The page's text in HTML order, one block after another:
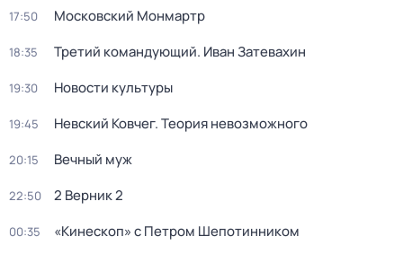
17:50 Московский Монмартр
18:35 Третий командующий. Иван Затевахин
19:30 Новости культуры
19:45 Невский Ковчег. Теория невозможного
20:15 Вечный муж
22:50 2 Верник 2
00:35 «Кинескоп» с Петром Шепотинником